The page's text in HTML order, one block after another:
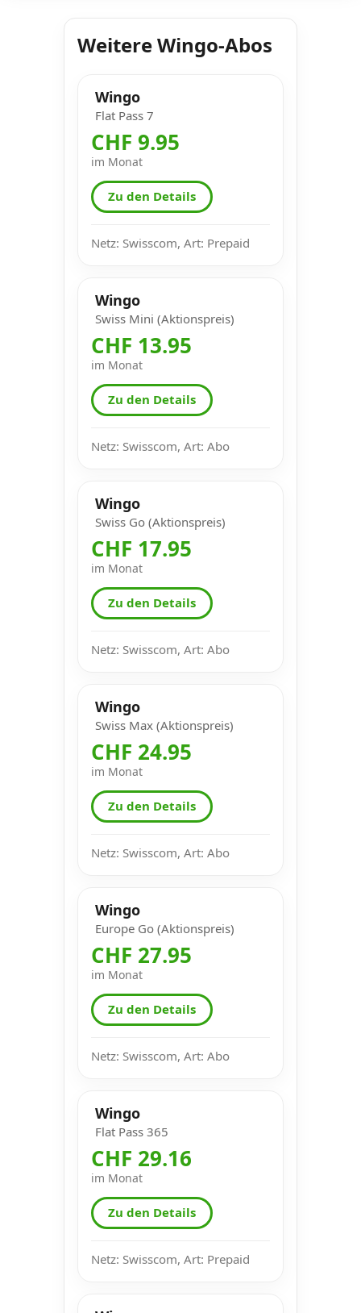
Weitere Wingo-Abos
Wingo
Flat Pass 7
CHF 9.95
im Monat
Zu den Details
Netz: Swisscom, Art: Prepaid
Wingo
Swiss Mini (Aktionspreis)
CHF 13.95
im Monat
Zu den Details
Netz: Swisscom, Art: Abo
Wingo
Swiss Go (Aktionspreis)
CHF 17.95
im Monat
Zu den Details
Netz: Swisscom, Art: Abo
Wingo
Swiss Max (Aktionspreis)
CHF 24.95
im Monat
Zu den Details
Netz: Swisscom, Art: Abo
Wingo
Europe Go (Aktionspreis)
CHF 27.95
im Monat
Zu den Details
Netz: Swisscom, Art: Abo
Wingo
Flat Pass 365
CHF 29.16
im Monat
Zu den Details
Netz: Swisscom, Art: Prepaid